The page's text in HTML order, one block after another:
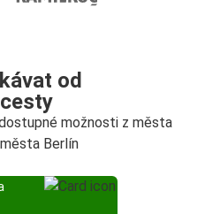
od
možnosti z města
Berlín